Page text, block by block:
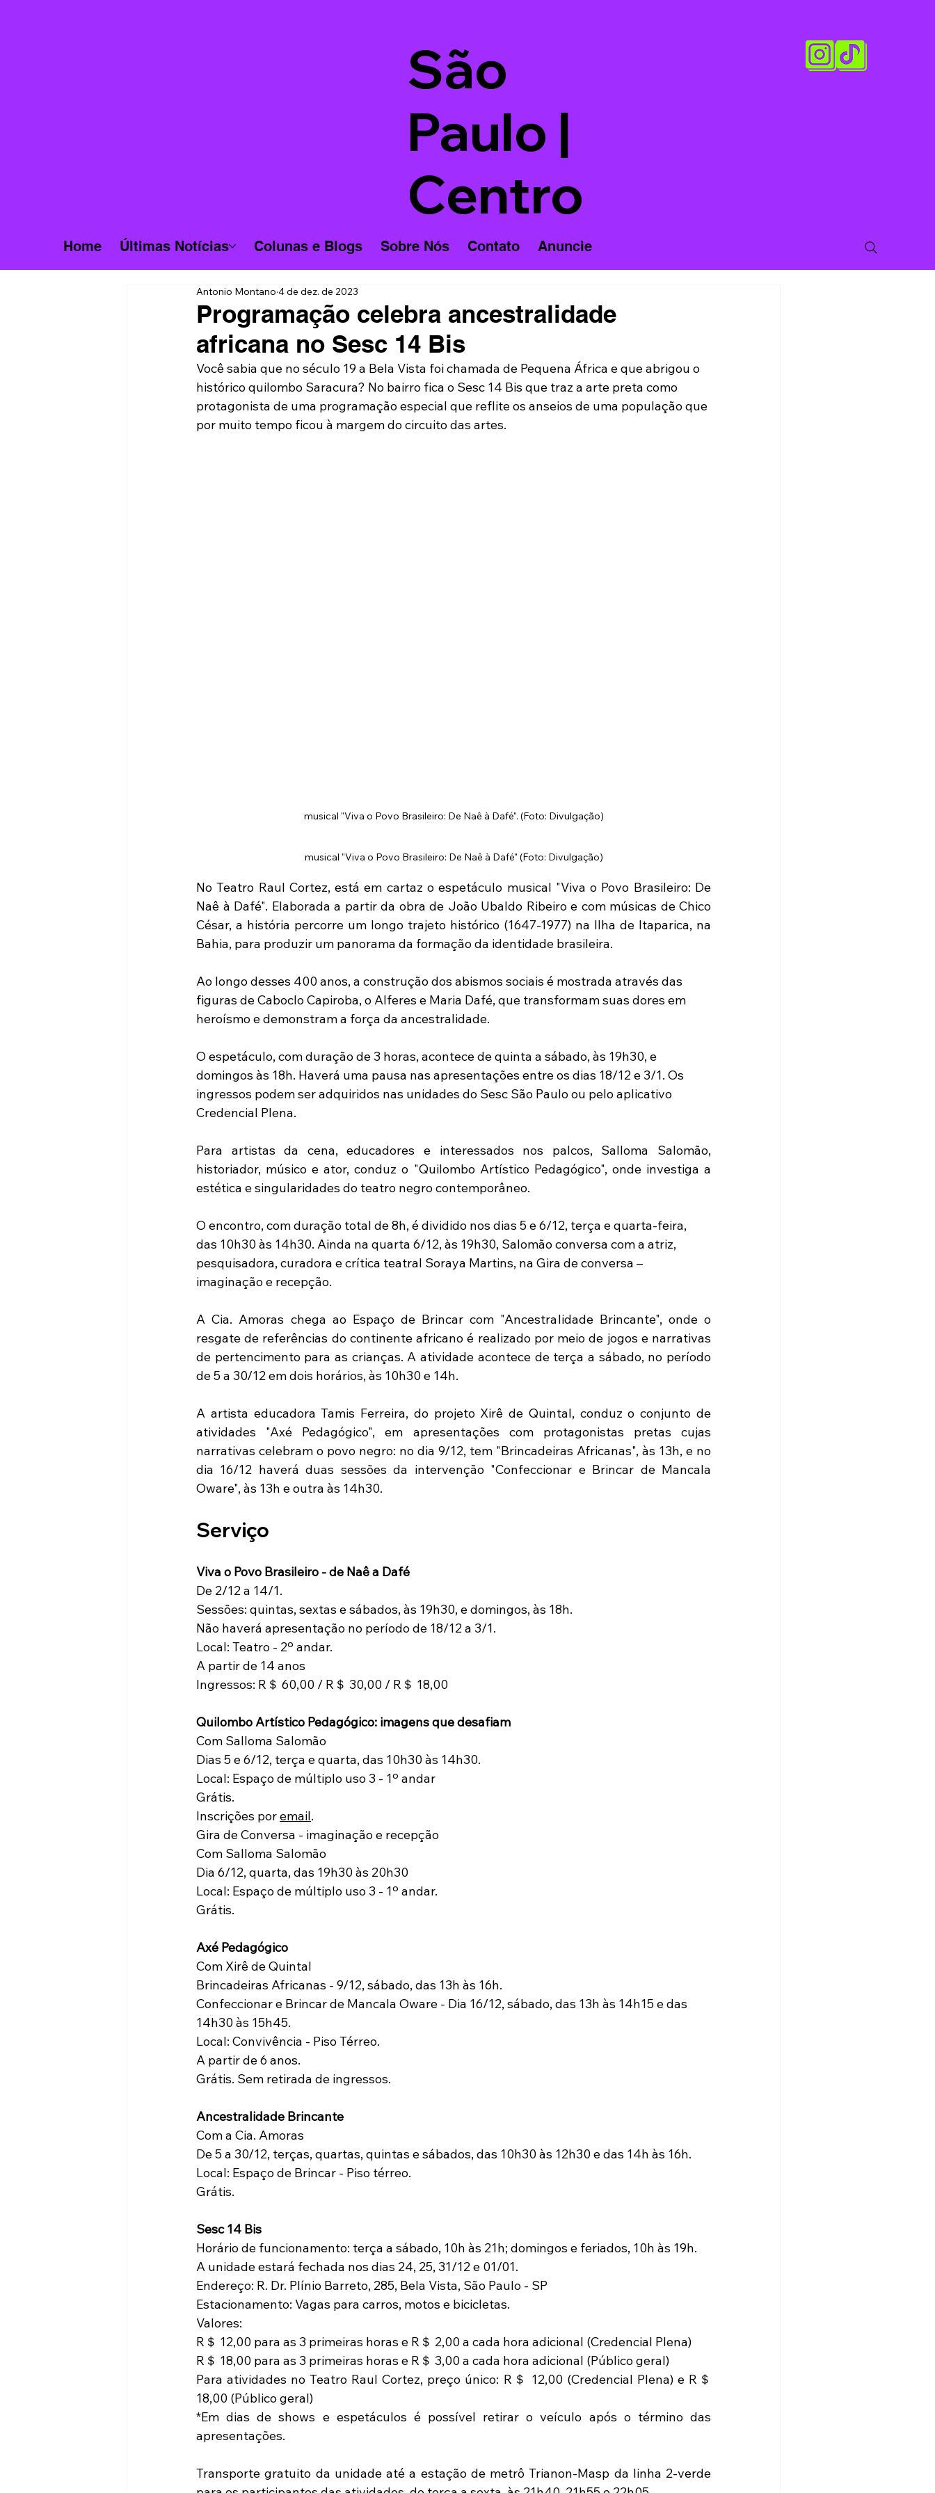
São
Paulo |
Centro
Home Últimas Notícias Colunas e Blogs Sobre Nós Contato Anuncie
Programação celebra ancestralidade
africana no Sesc 14 Bis
Antonio Montano 4 de dez. de 2023
Você sabia que no século 19 a Bela Vista foi chamada de Pequena África e que abrigou o
histórico quilombo Saracura? No bairro fica o Sesc 14 Bis que traz a arte preta como
protagonista de uma programação especial que reflite os anseios de uma população que
por muito tempo ficou à margem do circuito das artes.
musical "Viva o Povo Brasileiro: De Naê à Dafé". (Foto: Divulgação)
No Teatro Raul Cortez, está em cartaz o espetáculo musical "Viva o Povo Brasileiro: De
Naê à Dafé". Elaborada a partir da obra de João Ubaldo Ribeiro e com músicas de Chico
César, a história percorre um longo trajeto histórico (1647-1977) na Ilha de Itaparica, na
Bahia, para produzir um panorama da formação da identidade brasileira.
Ao longo desses 400 anos, a construção dos abismos sociais é mostrada através das
figuras de Caboclo Capiroba, o Alferes e Maria Dafé, que transformam suas dores em
heroísmo e demonstram a força da ancestralidade.
O espetáculo, com duração de 3 horas, acontece de quinta a sábado, às 19h30, e
domingos às 18h. Haverá uma pausa nas apresentações entre os dias 18/12 e 3/1. Os
ingressos podem ser adquiridos nas unidades do Sesc São Paulo ou pelo aplicativo
Credencial Plena.
Para artistas da cena, educadores e interessados nos palcos, Salloma Salomão,
historiador, músico e ator, conduz o "Quilombo Artístico Pedagógico", onde investiga a
estética e singularidades do teatro negro contemporâneo.
O encontro, com duração total de 8h, é dividido nos dias 5 e 6/12, terça e quarta-feira,
das 10h30 às 14h30. Ainda na quarta 6/12, às 19h30, Salomão conversa com a atriz,
pesquisadora, curadora e crítica teatral Soraya Martins, na Gira de conversa –
imaginação e recepção.
A Cia. Amoras chega ao Espaço de Brincar com "Ancestralidade Brincante", onde o
resgate de referências do continente africano é realizado por meio de jogos e narrativas
de pertencimento para as crianças. A atividade acontece de terça a sábado, no período
de 5 a 30/12 em dois horários, às 10h30 e 14h.
A artista educadora Tamis Ferreira, do projeto Xirê de Quintal, conduz o conjunto de
atividades "Axé Pedagógico", em apresentações com protagonistas pretas cujas
narrativas celebram o povo negro: no dia 9/12, tem "Brincadeiras Africanas", às 13h, e no
dia 16/12 haverá duas sessões da intervenção "Confeccionar e Brincar de Mancala
Oware", às 13h e outra às 14h30.
Serviço
Viva o Povo Brasileiro - de Naê a Dafé
De 2/12 a 14/1.
Sessões: quintas, sextas e sábados, às 19h30, e domingos, às 18h.
Não haverá apresentação no período de 18/12 a 3/1.
Local: Teatro - 2º andar.
A partir de 14 anos
Ingressos: R＄ 60,00 / R＄ 30,00 / R＄ 18,00
Quilombo Artístico Pedagógico: imagens que desafiam
Com Salloma Salomão
Dias 5 e 6/12, terça e quarta, das 10h30 às 14h30.
Local: Espaço de múltiplo uso 3 - 1º andar
Grátis.
Inscrições por email.
Gira de Conversa - imaginação e recepção
Com Salloma Salomão
Dia 6/12, quarta, das 19h30 às 20h30
Local: Espaço de múltiplo uso 3 - 1º andar.
Grátis.
Axé Pedagógico
Com Xirê de Quintal
Brincadeiras Africanas - 9/12, sábado, das 13h às 16h.
Confeccionar e Brincar de Mancala Oware - Dia 16/12, sábado, das 13h às 14h15 e das
14h30 às 15h45.
Local: Convivência - Piso Térreo.
A partir de 6 anos.
Grátis. Sem retirada de ingressos.
Ancestralidade Brincante
Com a Cia. Amoras
De 5 a 30/12, terças, quartas, quintas e sábados, das 10h30 às 12h30 e das 14h às 16h.
Local: Espaço de Brincar - Piso térreo.
Grátis.
Sesc 14 Bis
Horário de funcionamento: terça a sábado, 10h às 21h; domingos e feriados, 10h às 19h.
A unidade estará fechada nos dias 24, 25, 31/12 e 01/01.
Endereço: R. Dr. Plínio Barreto, 285, Bela Vista, São Paulo - SP
Estacionamento: Vagas para carros, motos e bicicletas.
Valores:
R＄ 12,00 para as 3 primeiras horas e R＄ 2,00 a cada hora adicional (Credencial Plena)
R＄ 18,00 para as 3 primeiras horas e R＄ 3,00 a cada hora adicional (Público geral)
Para atividades no Teatro Raul Cortez, preço único: R＄ 12,00 (Credencial Plena) e R＄
18,00 (Público geral)
*Em dias de shows e espetáculos é possível retirar o veículo após o término das
apresentações.
Transporte gratuito da unidade até a estação de metrô Trianon-Masp da linha 2-verde